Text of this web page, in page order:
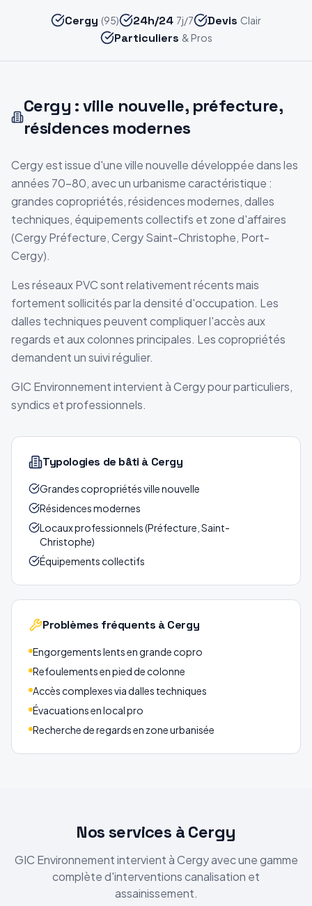
Cergy (95) 24h/24 7j/7 Devis Clair
Particuliers & Pros
Cergy : ville nouvelle, préfecture,
résidences modernes
Cergy est issue d'une ville nouvelle développée dans les
années 70-80, avec un urbanisme caractéristique :
grandes copropriétés, résidences modernes, dalles
techniques, équipements collectifs et zone d'affaires
(Cergy Préfecture, Cergy Saint-Christophe, Port-
Cergy).
Les réseaux PVC sont relativement récents mais
fortement sollicités par la densité d'occupation. Les
dalles techniques peuvent compliquer l'accès aux
regards et aux colonnes principales. Les copropriétés
demandent un suivi régulier.
GIC Environnement intervient à Cergy pour particuliers,
syndics et professionnels.
Typologies de bâti à Cergy
Grandes copropriétés ville nouvelle
Résidences modernes
Locaux professionnels (Préfecture, Saint-
Christophe)
Équipements collectifs
Problèmes fréquents à Cergy
Engorgements lents en grande copro
Refoulements en pied de colonne
Accès complexes via dalles techniques
Évacuations en local pro
Recherche de regards en zone urbanisée
Nos services à Cergy
GIC Environnement intervientà Cergyavec une gamme
complète d'interventions canalisation et
assainissement.